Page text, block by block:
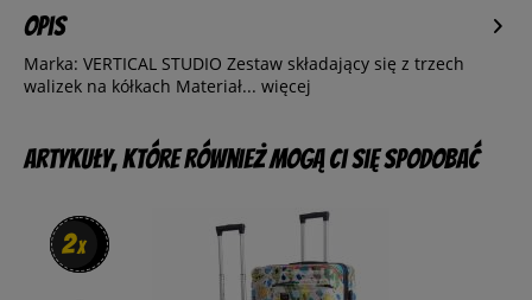
Opis
Marka: VERTICAL STUDIO Zestaw składający się z trzech
walizek na kółkach Materiał... więcej
Artykuły, które również mogą Ci się spodobać
2x
2x